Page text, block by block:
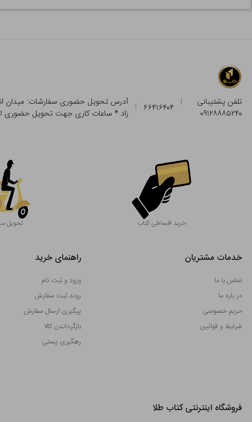
تلفن پشتیبانی
۰۹۱۲۸۸۸۵۲۴۰
۶۶۴۱۶۴۰۴
زاد * ساعات کاری جهت تحویل حضوری از فروشگاه و ارسال
خرید اقساطی کتاب تحویل
خدمات مشتریان
تماس با ما
در باره ما
حریم خصوصی
شرایط و قوانین
راهنمای خرید
ورود و ثبت نام
روند ثبت سفارش
پیگیری ارسال سفارش
بازگرداندن کالا
رهگیری پستی
فروشگاه اینترنتی کتاب طلا